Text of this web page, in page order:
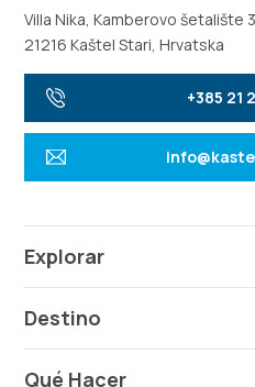
Villa Nika, Kamberovo šetalište
21216 Kaštel Stari, Hrvatska
+385 21
Explorar
Destino
Qué Hacer